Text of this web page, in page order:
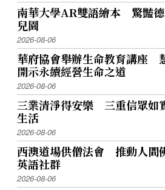
南華大學AR雙語繪本 驚豔
兒園
2026-08-06
華府協會舉辦生命教育講座
開示永續經營生命之道
2026-08-06
三業清淨得安樂 三重信眾如
生活
2026-08-06
西澳道場供僧法會 推動人間
英語社群
2026-08-06